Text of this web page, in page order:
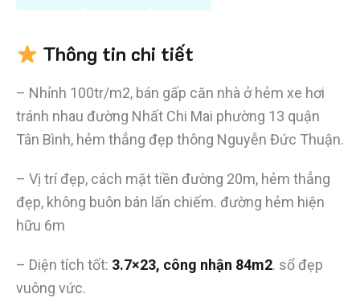
Thông tin chi tiết
– Nhỉnh 100tr/m2, bán gấp căn nhà ở hẻm xe hơi
tránh nhau đường Nhất Chi Mai phường 13 quận
Tân Bình, hẻm thẳng đẹp thông Nguyễn Đức Thuận.
– Vị trí đẹp, cách mặt tiền đường 20m, hẻm thẳng
đẹp, không buôn bán lấn chiếm. đường hẻm hiện
hữu 6m
– Diện tích tốt: 3.7×23, công nhận 84m2. sổ đẹp
vuông vức.